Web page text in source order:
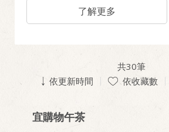
了解更多
共30筆
依更新時間
依收藏數
宜購物午茶